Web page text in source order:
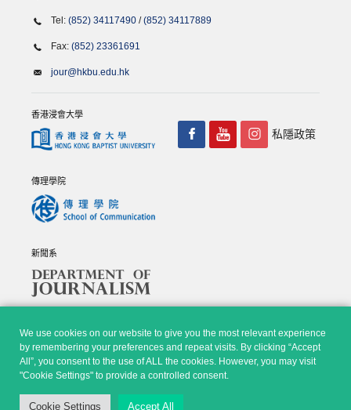
We use cookies on our website to give you the most relevant experience
by remembering your preferences and repeat visits. By clicking “Accept
All”, you consent to the use of ALL the cookies. However, you may visit
"Cookie Settings" to provide a controlled consent.
Cookie Settings Accept All
Tel: (852) 34117490 /(852) 34117889
Fax: (852) 23361691
jour@hkbu.edu.hk
香港浸會大學
傳理學院
新聞系
私隱政策
© Copyright 2026 - 香港浸會大學傳理學院, 新聞系 |Privacy
Policy
|